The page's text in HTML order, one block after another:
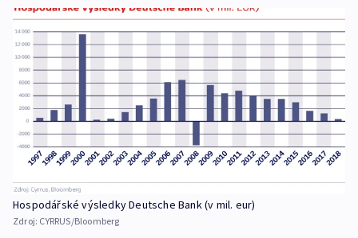
Hospodářské výsledky Deutsche Bank (v mil. eur)
Zdroj: CYRRUS/Bloomberg